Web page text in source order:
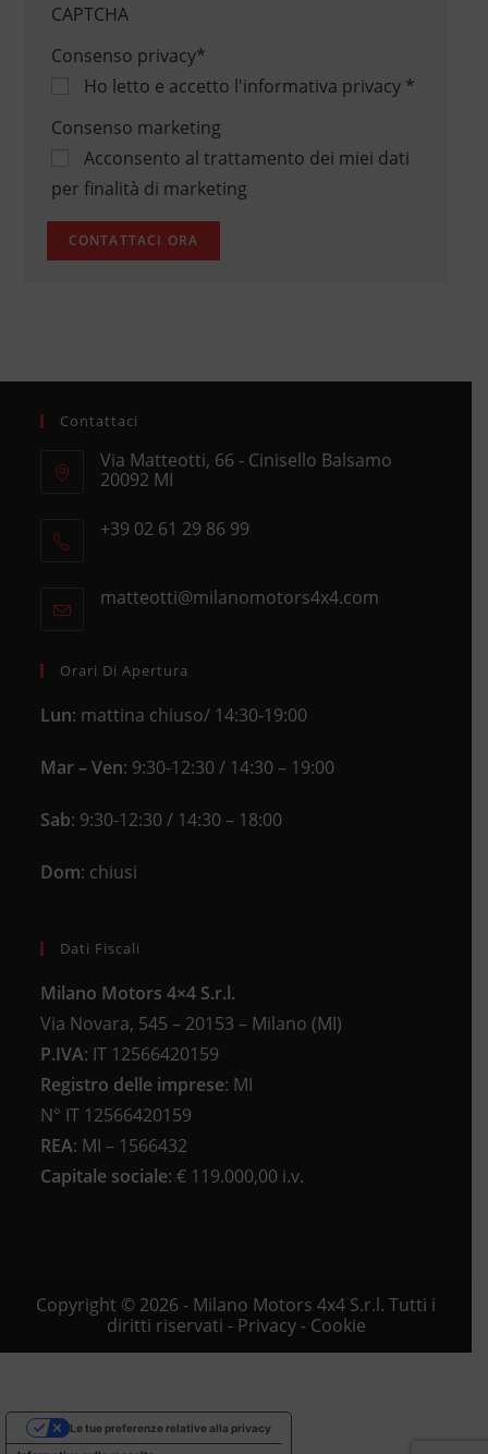
CAPTCHA
Consenso privacy*
Ho letto e accetto l'informativa privacy*
Consenso marketing
Acconsento al trattamento dei miei dati
per finalità di marketing
Contattaci
Via Matteotti, 66 - Cinisello Balsamo
20092 MI
in
+39 02 61 29 86 99
your
matteotti@milanomotors4x4.comOpens
Orari Di Apertura
Lun: mattina chiuso/ 14:30-19:00
Mar – Ven: 9:30-12:30 / 14:30 – 19:00
Sab: 9:30-12:30 / 14:30 – 18:00
Dom: chiusi
Dati Fiscali
Milano Motors 4×4 S.r.l.
Via Novara, 545 – 20153 – Milano (MI)
P.IVA: IT 12566420159
Registro delle imprese: MI
N° IT 12566420159
REA: MI – 1566432
Capitale sociale: € 119.000,00 i.v.
Copyright © 2026 - Milano Motors 4x4 S.r.l. Tutti i
diritti riservati - Privacy- Cookie
Le tue preferenze relative alla privacy